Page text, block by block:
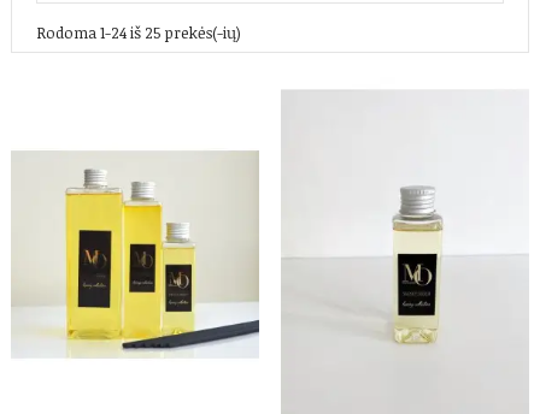
Rodoma 1-24 iš 25 prekės(-ių)